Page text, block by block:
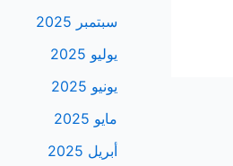
سبتمبر 2025
يوليو 2025
يونيو 2025
مايو 2025
أبريل 2025